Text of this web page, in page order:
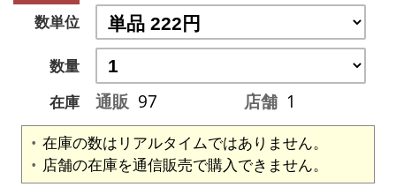
数単位
数量
在庫
通販 97 店舗 1
在庫の数はリアルタイムではありません。
店舗の在庫を通信販売で購入できません。